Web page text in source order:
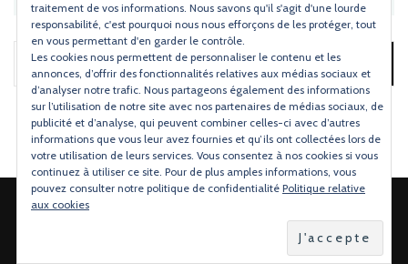
Rechercher :
2026 Copyright
traitement de vos informations. Nous savons qu'il s'agit d'une lourde
responsabilité, c'est pourquoi nous nous efforçons de les protéger, tout
en vous permettant d'en garder le contrôle.
Les cookies nous permettent de personnaliser le contenu et les
annonces, d’offrir des fonctionnalités relatives aux médias sociaux et
d’analyser notre trafic. Nous partageons également des informations
sur l’utilisation de notre site avec nos partenaires de médias sociaux, de
publicité et d’analyse, qui peuvent combiner celles-ci avec d’autres
informations que vous leur avez fournies et qu’ils ont collectées lors de
votre utilisation de leurs services. Vous consentez à nos cookies si vous
continuez à utiliser ce site. Pour de plus amples informations, vous
pouvez consulter notre politique de confidentialité Politique relative
aux cookies